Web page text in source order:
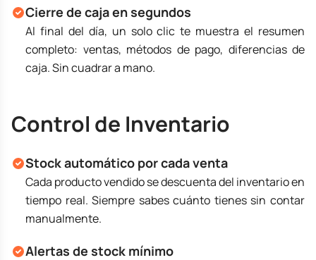
Cierre de caja en segundos
Al final del día, un solo clic te muestra el resumen
completo: ventas, métodos de pago, diferencias de
caja. Sin cuadrar a mano.
Control de Inventario
Stock automático por cada venta
Cada producto vendido se descuenta del inventario en
tiempo real. Siempre sabes cuánto tienes sin contar
manualmente.
Alertas de stock mínimo